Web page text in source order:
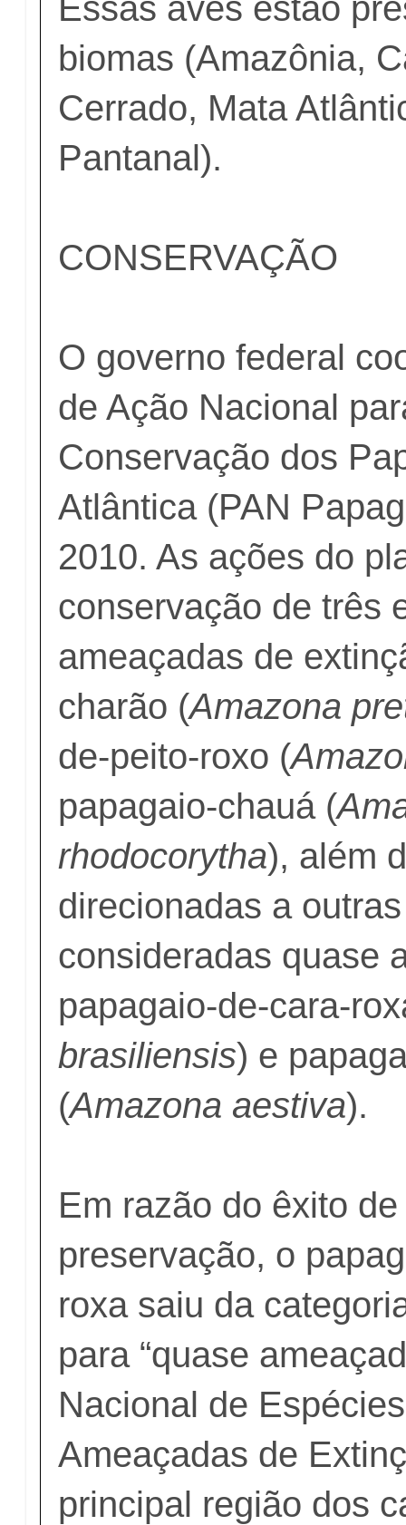
biomas (Amazônia,
Cerrado, Mata
Pantanal).
CONSERVAÇÃO
O governo federal
de Ação Nacional
Conservação dos
Atlântica (PAN
2010. As ações do
conservação de três
ameaçadas de
charão (Amazona
de-peito-roxo (
papagaio-chauá (
rhodocorytha), além
direcionadas a
consideradas quase
papagaio-de-cara-
brasiliensis) e
(Amazona aestiva).
Em razão do êxito
preservação, o
roxa saiu da
para “quase
Nacional de
Ameaçadas de
principal região dos